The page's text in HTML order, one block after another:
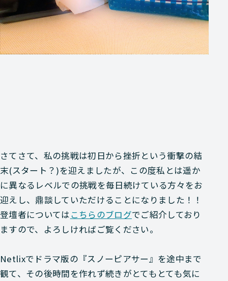
さてさて、私の挑戦は初日から挫折という衝撃の結
末(スタート？)を迎えましたが、この度私とは遥か
に異なるレベルでの挑戦を毎日続けている方々をお
迎えし、鼎談していただけることになりました！！
登壇者については こちらのブログでご紹介しており
ますので、よろしければご覧ください。
Netlixでドラマ版の『スノーピアサー』を途中まで
観て、その後時間を作れず続きがとてもとても気に